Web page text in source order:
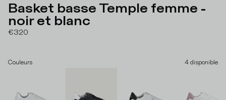
Basket basse Temple femme -
noir et blanc
€320
Couleurs 4 disponible